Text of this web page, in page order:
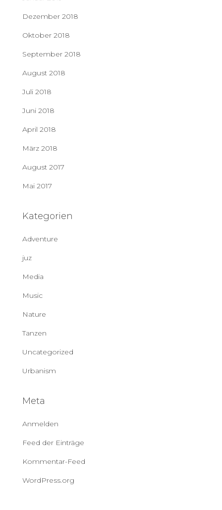
Dezember 2018
Oktober 2018
September 2018
August 2018
Juli 2018
Juni 2018
April 2018
März 2018
August 2017
Mai 2017
Kategorien
Adventure
juz
Media
Music
Nature
Tanzen
Uncategorized
Urbanism
Meta
Anmelden
Feed der Einträge
Kommentar-Feed
WordPress.org